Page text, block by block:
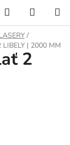
Hledat
KOŠÍK
/
| 2000 MM
2